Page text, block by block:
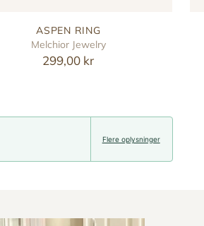
ASPEN RING
Melchior Jewelry
299,00 kr
Flere oplysninger